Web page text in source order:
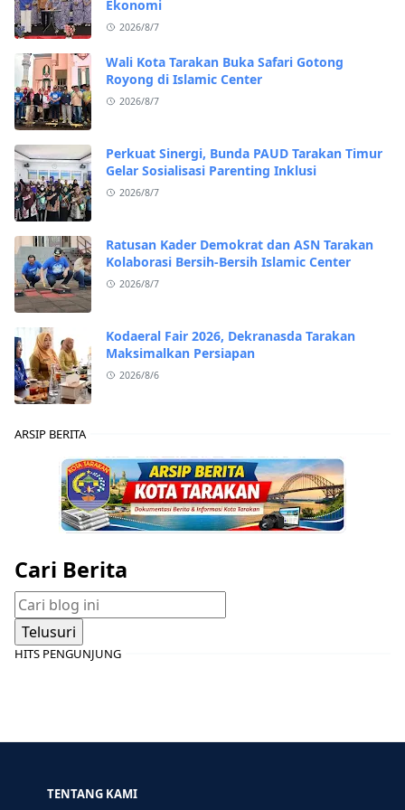
Ekonomi
2026/8/7
Wali Kota Tarakan Buka Safari Gotong
Royong di Islamic Center
2026/8/7
Perkuat Sinergi, Bunda PAUD Tarakan Timur
Gelar Sosialisasi Parenting Inklusi
2026/8/7
Ratusan Kader Demokrat dan ASN Tarakan
Kolaborasi Bersih-Bersih Islamic Center
2026/8/7
Kodaeral Fair 2026, Dekranasda Tarakan
Maksimalkan Persiapan
2026/8/6
ARSIP BERITA
Cari Berita
HITS PENGUNJUNG
TENTANG KAMI